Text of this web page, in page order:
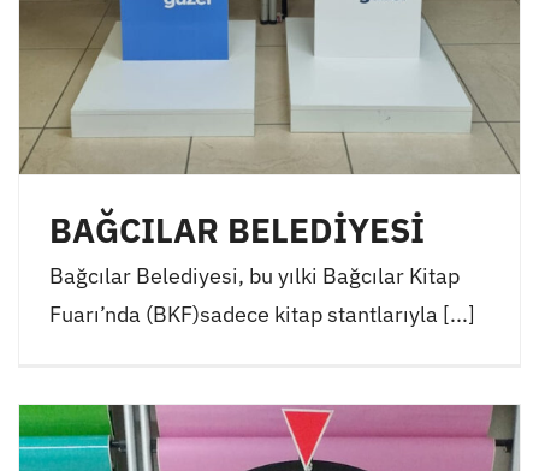
BAĞCILAR BELEDİYESİ
Bağcılar Belediyesi, bu yılki Bağcılar Kitap
Fuarı’nda (BKF)sadece kitap stantlarıyla [...]